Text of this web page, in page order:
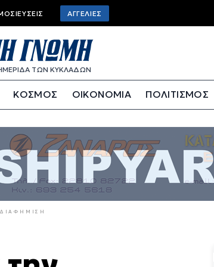
Top
bar
menu
ΑΓΓΕΛΊΕΣ
ΤΩΝ ΚΥΚΛΑΔΩΝ
ΚΟΣΜΟΣ ΟΙΚΟΝΟΜΙΑ ΠΟΛΙΤΙΣΜΟΣ
ΔΙΑΦΉΜΙΣΗ